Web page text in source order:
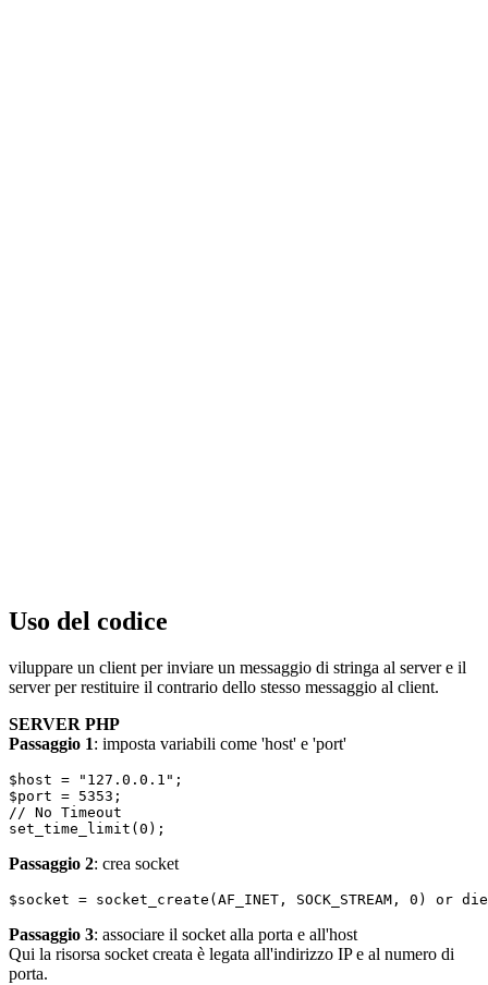
Uso del codice
viluppare un client per inviare un messaggio di stringa al server e il
server per restituire il contrario dello stesso messaggio al client.
SERVER PHP
Passaggio 1: imposta variabili come 'host' e 'port'
$host = "127.0.0.1";
$port = 5353;
// No Timeout
set_time_limit(0);
Passaggio 2: crea socket
$socket = socket_create(AF_INET, SOCK_STREAM, 0)
Passaggio 3: associare il socket alla porta e all'host
Qui la risorsa socket creata è legata all'indirizzo IP e al numero di
porta.